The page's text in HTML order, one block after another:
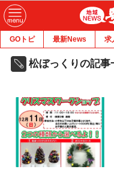
GOトピ 最新News 求
松ぼっくりの記事